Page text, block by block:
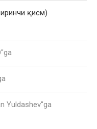
қисм)
"ga
Yuldashev"ga